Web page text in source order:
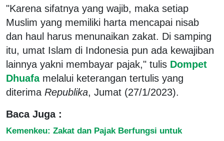
"Karena sifatnya yang wajib, maka setiap
Muslim yang memiliki harta mencapai nisab
dan haul harus menunaikan zakat. Di samping
itu, umat Islam di Indonesia pun ada kewajiban
lainnya yakni membayar pajak," tulis Dompet
Dhuafa melalui keterangan tertulis yang
diterima Republika, Jumat (27/1/2023).
Baca Juga :
Kemenkeu: Zakat dan Pajak Berfungsi untuk